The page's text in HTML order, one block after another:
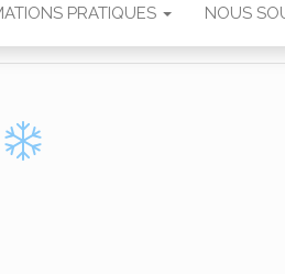
PRATIQUES NOUS